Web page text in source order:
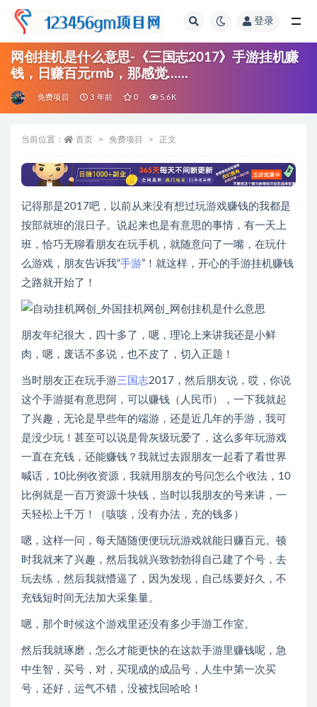
登录
网创挂机是什么意思-《三国志2017》手游挂机赚
钱，日赚百元rmb，那感觉……
免费项目 3 年前 0 5.6K
当前位置： 首页 免费项目 正文
记得那是2017吧，以前从来没有想过玩游戏赚钱的我都是
按部就班的混日子。说起来也是有意思的事情，有一天上
班，恰巧无聊看朋友在玩手机，就随意问了一嘴，在玩什
么游戏，朋友告诉我“手游”！就这样，开心的手游挂机赚钱
之路就开始了！
朋友年纪很大，四十多了，嗯，理论上来讲我还是小鲜
肉，嗯，废话不多说，也不皮了，切入正题！
当时朋友正在玩手游三国志2017，然后朋友说，哎，你说
这个手游挺有意思阿，可以赚钱（人民币），一下我就起
了兴趣，无论是早些年的端游，还是近几年的手游，我可
是没少玩！甚至可以说是骨灰级玩爱了，这么多年玩游戏
一直在充钱，还能赚钱？我就过去跟朋友一起看了看世界
喊话，10比例收资源，我就用朋友的号问怎么个收法，10
比例就是一百万资源十块钱，当时以我朋友的号来讲，一
天轻松上千万！（咳咳，没有办法，充的钱多）
嗯，这样一问，每天随随便便玩玩游戏就能日赚百元。顿
时我就来了兴趣，然后我就兴致勃勃得自己建了个号，去
玩去练，然后我就懵逼了，因为发现，自己练要好久，不
充钱短时间无法加大采集量。
嗯，那个时候这个游戏里还没有多少手游工作室。
然后我就琢磨，怎么才能更快的在这款手游里赚钱呢，急
中生智，买号，对，买现成的成品号，人生中第一次买
号，还好，运气不错，没被找回哈哈！